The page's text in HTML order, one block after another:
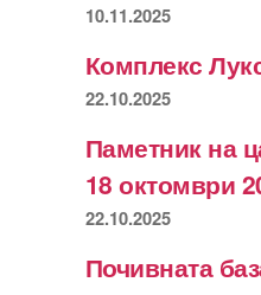
10.11.2025
Комплекс
22.10.2025
Паметник на
18 октомври
22.10.2025
Почивната